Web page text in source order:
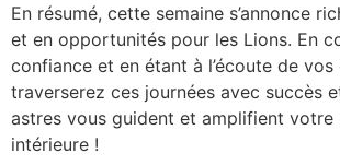
En résumé, cette semaine s’annonce
et en opportunités pour les Lions. En
confiance et en étant à l’écoute de vos
traverserez ces journées avec succès
astres vous guident et amplifient votre
intérieure !